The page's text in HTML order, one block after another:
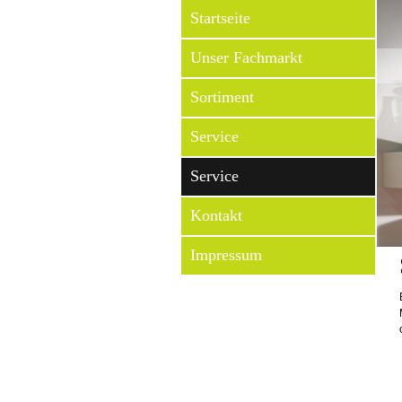
Startseite
Unser Fachmarkt
Sortiment
Service
Service
Kontakt
Impressum